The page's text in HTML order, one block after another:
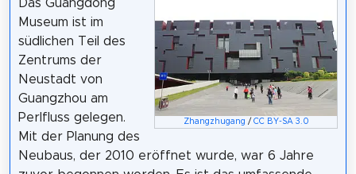
Zhangzhugang / CC BY-SA 3.0
Das Guangdong
Museum ist im
südlichen Teil des
Zentrums der
Neustadt von
Guangzhou am
Perlfluss gelegen.
Mit der Planung des
Neubaus, der 2010 eröffnet wurde, war 6 Jahre